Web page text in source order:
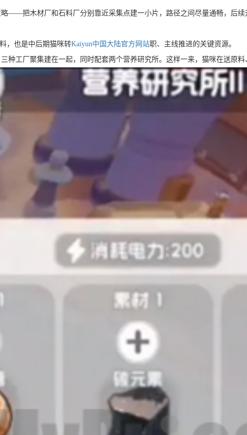
把木材厂和石料厂分别靠近采集点建一小片，路径之间尽量通畅，后续
，也是中后期猫咪转Kaiyun中国大陆官方网站职、主线推进的关键资源。
工厂聚集建在一起，同时配套两个营养研究所。这样一来，猫咪在送原料